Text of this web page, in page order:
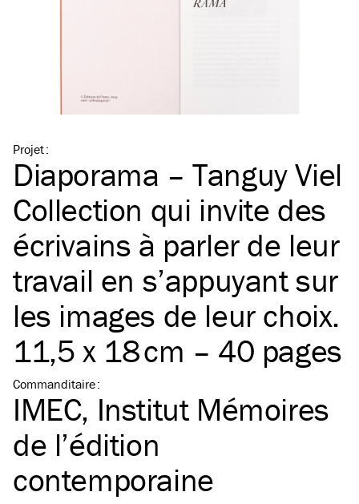
Projet:
Diaporama – Tanguy Viel
Collection qui invite des
écrivains à parler de leur
travail en s’appuyant sur
les images de leur choix.
11,5 x 18 cm – 40 pages
Commanditaire:
IMEC, Institut Mémoires
de l’édition
contemporaine